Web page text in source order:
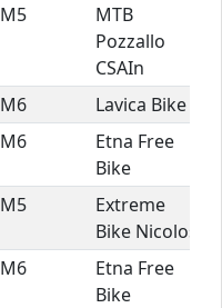
M5
MTB
Pozzallo
CSAIn
M6
Lavica Bike
M6
Etna Free
Bike
M5
Extreme
Bike Nicolosi
M6
Etna Free
Bike